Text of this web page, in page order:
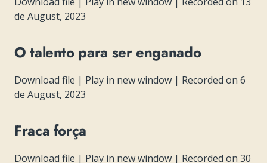
de August, 2023
O talento para ser enganado
Download file | Play in new window | Recorded on 6
de August, 2023
Fraca força
Download file | Play in new window | Recorded on 30